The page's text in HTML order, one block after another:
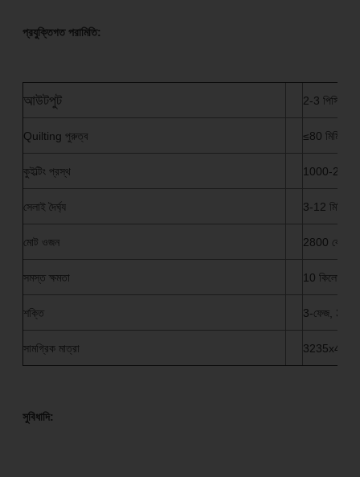
প্রযুক্তিগত পরামিতি:
আউটপুট 2-3 পিসি/
Quilting পুরুত্ব ≤80 মিমি
কুইল্টিং প্রস্থ 1000-2400
সেলাই দৈর্ঘ্য 3-12 মিমি
মোট ওজন 2800 কেজি
সমস্ত ক্ষমতা 10 কিলোওয়াট
শক্তি 3-ফেজ,
সামগ্রিক মাত্রা
সুবিধাদি: